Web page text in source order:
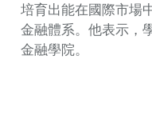
培育出能在國際市場
金融體系。他表示，
金融學院。